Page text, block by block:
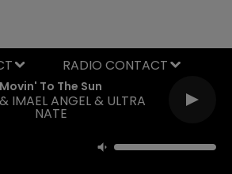
Movin' To The Sun
IMAEL ANGEL & ULTRA
NATE
RADIO CONTACT